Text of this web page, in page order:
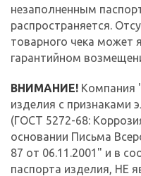
незаполненным
распространяется.
товарного чека может
гарантийном
ВНИМАНИЕ! Компания
изделия с признаками
(ГОСТ 5272-68:
основании Письма
87 от 06.11.2001" и в
паспорта изделия, НЕ